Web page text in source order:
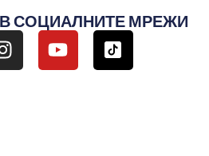
СОЦИАЛНИТЕ МРЕЖИ